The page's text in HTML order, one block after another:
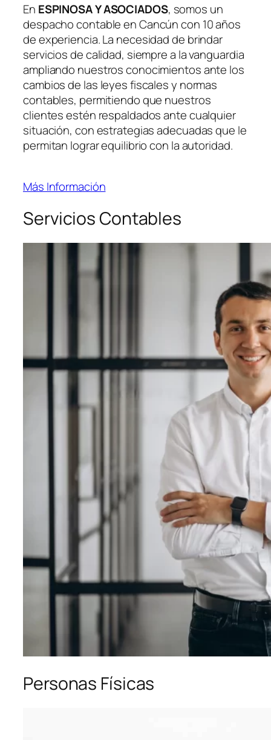
En ESPINOSA Y ASOCIADOS, somos un
despacho contable en Cancún con 10 años
de experiencia. La necesidad de brindar
servicios de calidad, siempre a la vanguardia
ampliando nuestros conocimientos ante los
cambios de las leyes fiscales y normas
contables, permitiendo que nuestros
clientes estén respaldados ante cualquier
situación, con estrategias adecuadas que le
permitan lograr equilibrio con la autoridad.
Más Información
Servicios Contables
Personas Físicas